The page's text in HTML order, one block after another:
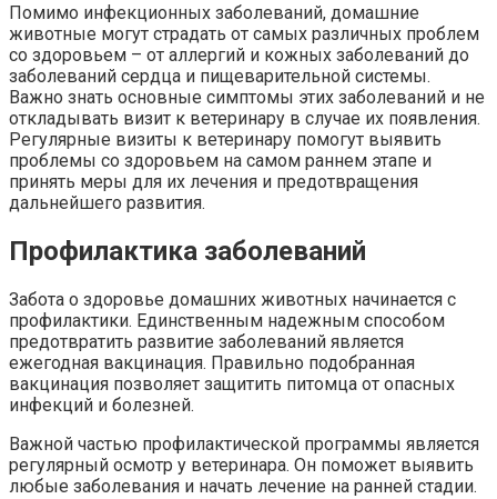
Помимо инфекционных заболеваний, домашние
животные могут страдать от самых различных проблем
со здоровьем – от аллергий и кожных заболеваний до
заболеваний сердца и пищеварительной системы.
Важно знать основные симптомы этих заболеваний и не
откладывать визит к ветеринару в случае их появления.
Регулярные визиты к ветеринару помогут выявить
проблемы со здоровьем на самом раннем этапе и
принять меры для их лечения и предотвращения
дальнейшего развития.
Профилактика заболеваний
Забота о здоровье домашних животных начинается с
профилактики. Единственным надежным способом
предотвратить развитие заболеваний является
ежегодная вакцинация. Правильно подобранная
вакцинация позволяет защитить питомца от опасных
инфекций и болезней.
Важной частью профилактической программы является
регулярный осмотр у ветеринара. Он поможет выявить
любые заболевания и начать лечение на ранней стадии.